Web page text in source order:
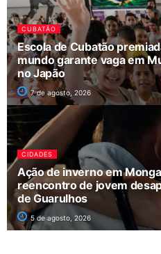
CUBATÃO
Escola de Cubatão
mundo garante vaga em
no Japão
7 de agosto, 2026
CIDADES
Ação de inverno em
reencontro de jovem
de Guarulhos
5 de agosto, 2026